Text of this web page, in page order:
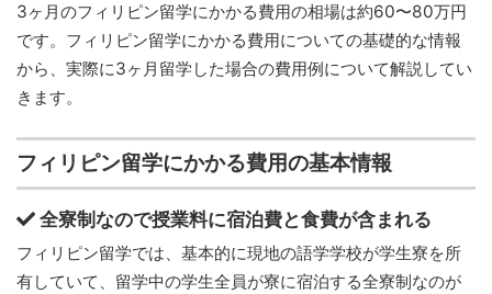
3ヶ月のフィリピン留学にかかる費用の相場は約60〜80万円
です。フィリピン留学にかかる費用についての基礎的な情報
から、実際に3ヶ月留学した場合の費用例について解説してい
きます。
フィリピン留学にかかる費用の基本情報
全寮制なので授業料に宿泊費と食費が含まれる
フィリピン留学では、基本的に現地の語学学校が学生寮を所
有していて、留学中の学生全員が寮に宿泊する全寮制なのが